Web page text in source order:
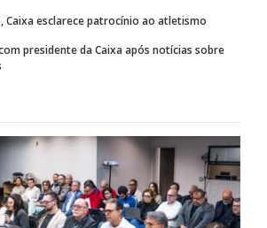
Caixa esclarece patrocínio ao atletismo
presidente da Caixa após notícias sobre